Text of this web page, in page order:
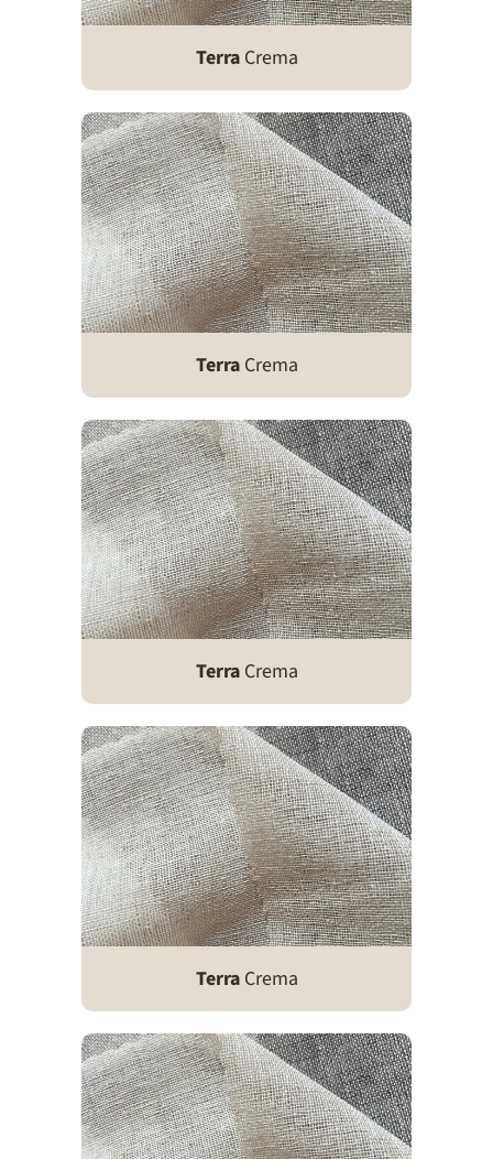
TerraCrema
TerraCrema
TerraCrema
TerraCrema